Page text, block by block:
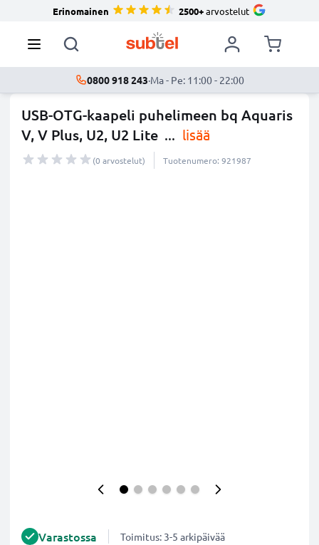
Erinomainen 2500+arvostelut
0800 918 243·Ma - Pe: 11:00 - 22:00
USB-OTG-kaapeli puhelimeen bq Aquaris
V, V Plus, U2, U2 Lite ... lisää
(0 arvostelut) Tuotenumero: 921987
Varastossa Toimitus: 3-5 arkipäivää